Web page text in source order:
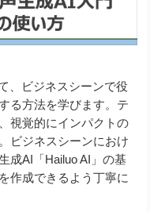
、ビジネスシーンで役
る方法を学びます。テ
視覚的にインパクトの
ビジネスシーンにおけ
成AI「Hailuo AI」の基
作成できるよう丁寧に